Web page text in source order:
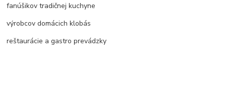
fanúšikov tradičnej kuchyne
výrobcov domácich klobás
reštaurácie a gastro prevádzky